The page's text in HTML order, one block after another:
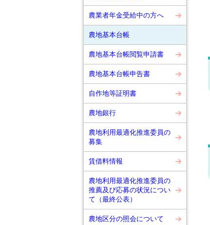
農業者年金受給中の方へ
農地基本台帳
農地基本台帳閲覧申請書
農地基本台帳申告書
自作地等証明書
農地銀行
農地利用最適化推進委員の
募集
賃借料情報
農地利用最適化推進委員の
推薦及び応募の状況につい
て（最終公表）
農地区分の照会について